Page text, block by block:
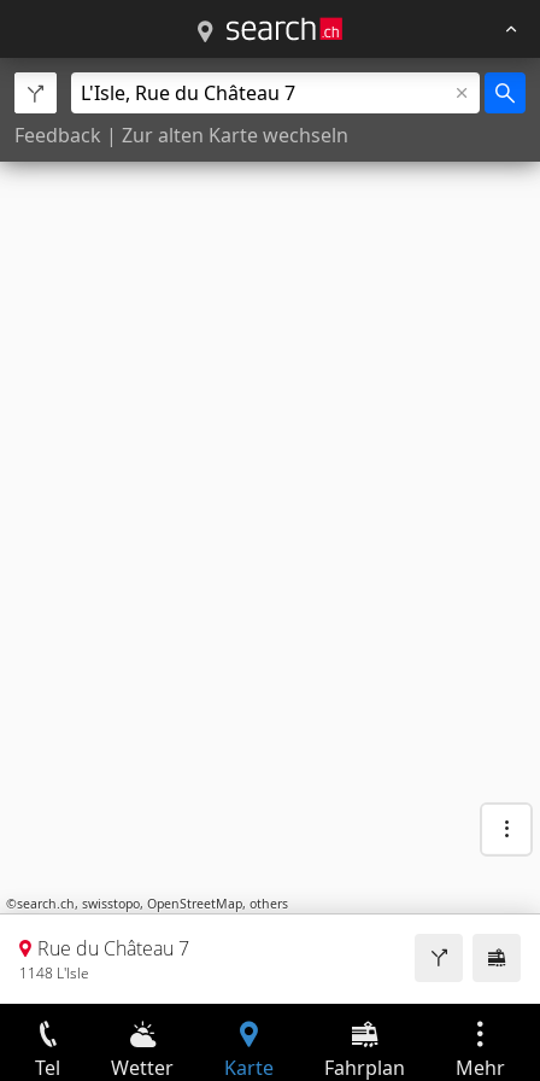
Feedback | Zur alten Karte wechseln
©search.ch, swisstopo, OpenStreetMap, others
Rue du Château 7
1148 L'Isle
Tel Wetter Karte Fahrplan Mehr